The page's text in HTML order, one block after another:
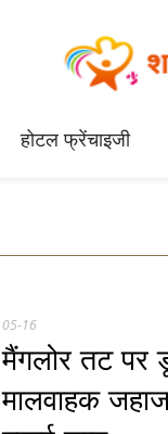
होटल फ्रेंचाइजी
05-16
मैंगलोर तट पर
मालवाहक